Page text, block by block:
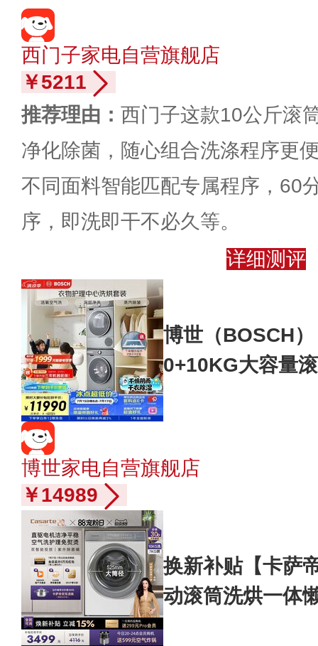
西门子家电自营旗舰店
￥5211
推荐理由： 西门子这款10公斤滚
净化除菌，随心组合洗涤程序更
不同面料智能匹配专属程序，60
序，即洗即干不必久等。
详细测评
博世（BOSCH
0+10KG大容量
博世家电自营旗舰店
￥14989
换新补贴【卡萨
动滚筒洗烘一体